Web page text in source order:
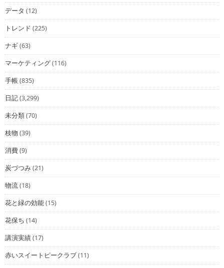
データ (12)
トレンド (225)
ナギ(63)
マーケティング(116)
手帳(835)
日記(3,299)
未分類(70)
枝物 (39)
消費(9)
炭づつみ(21)
物流(18)
花と緑の効能(15)
花保ち (14)
講演実績(17)
赤いスイートピークラブ(11)